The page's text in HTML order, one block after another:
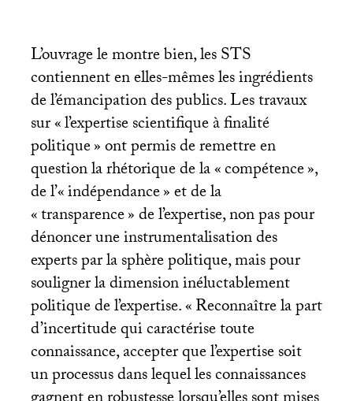
L’ouvrage le montre bien, lesSTS
contiennent en elles-mêmes les ingrédients
de l’émancipation des publics. Les travaux
sur «l’expertise scientifique à finalité
politique» ont permis de remettre en
question la rhétorique de la «compétence»,
de l’«indépendance» et de la
«transparence» de l’expertise, non pas pour
dénoncer une instrumentalisation des
experts par la sphère politique, mais pour
souligner la dimension inéluctablement
politique de l’expertise. «Reconnaître la part
d’incertitude qui caractérise toute
connaissance, accepter que l’expertise soit
un processus dans lequel les connaissances